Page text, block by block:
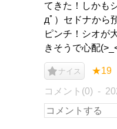
てきた！しかも
дﾟ）セドナから
ピンチ！シオが
きそうで心配
ナイス ★19
コメント(0)